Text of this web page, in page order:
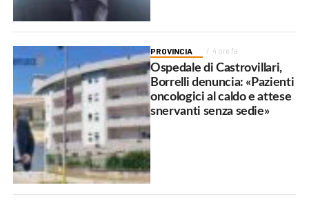
PROVINCIA 4 ore fa
Ospedale di Castrovillari,
Borrelli denuncia: «Pazienti
oncologici al caldo e attese
snervanti senza sedie»